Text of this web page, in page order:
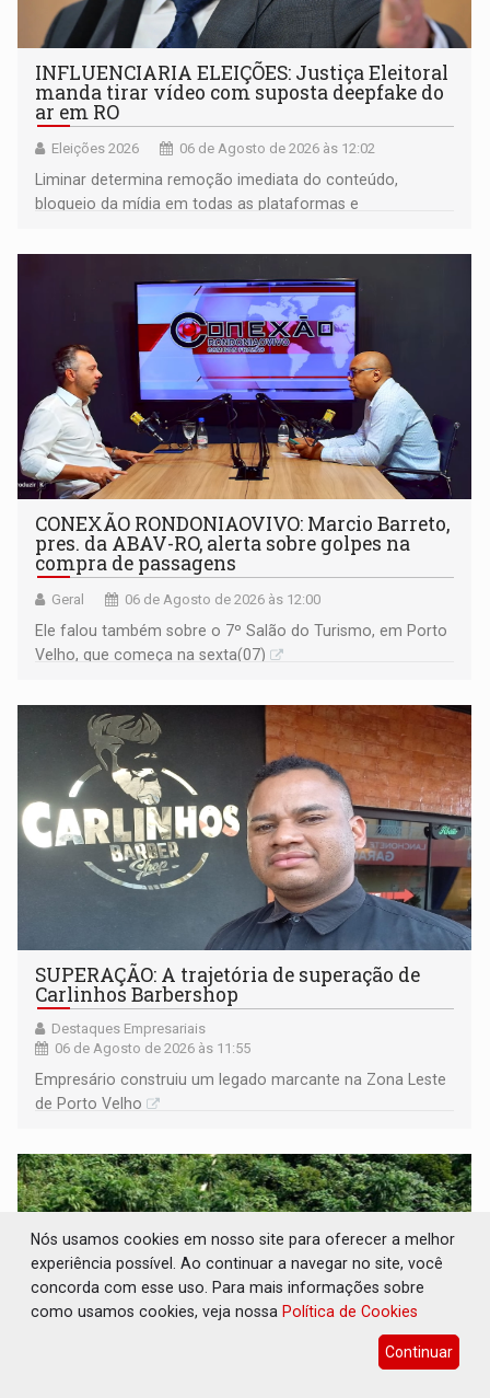
INFLUENCIARIA ELEIÇÕES: Justiça Eleitoral
manda tirar vídeo com suposta deepfake do
ar em RO
Eleições 2026 06 de Agosto de 2026 às 12:02
Liminar determina remoção imediata do conteúdo,
bloqueio da mídia em todas as plataformas e
CONEXÃO RONDONIAOVIVO: Marcio Barreto,
pres. da ABAV-RO, alerta sobre golpes na
compra de passagens
Geral 06 de Agosto de 2026 às 12:00
Ele falou também sobre o 7º Salão do Turismo, em Porto
Velho, que começa na sexta(07)
SUPERAÇÃO: A trajetória de superação de
Carlinhos Barbershop
Destaques Empresariais
06 de Agosto de 2026 às 11:55
Empresário construiu um legado marcante na Zona Leste
de Porto Velho
Nós usamos cookies em nosso site para oferecer a melhor
experiência possível. Ao continuar a navegar no site, você
concorda com esse uso. Para mais informações sobre
como usamos cookies, veja nossa Política de Cookies
Continuar